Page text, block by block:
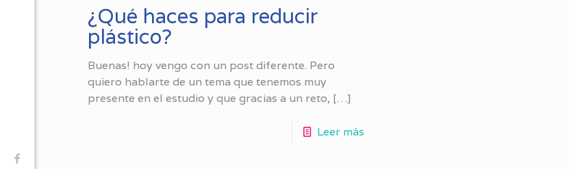
¿Qué haces para reducir
plástico?
Buenas! hoy vengo con un post diferente. Pero
quiero hablarte de un tema que tenemos muy
presente en el estudio y que gracias a un reto, […]
Leer más